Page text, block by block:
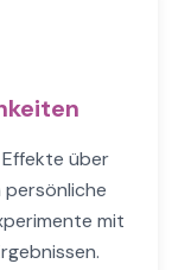
über
persönliche
mit